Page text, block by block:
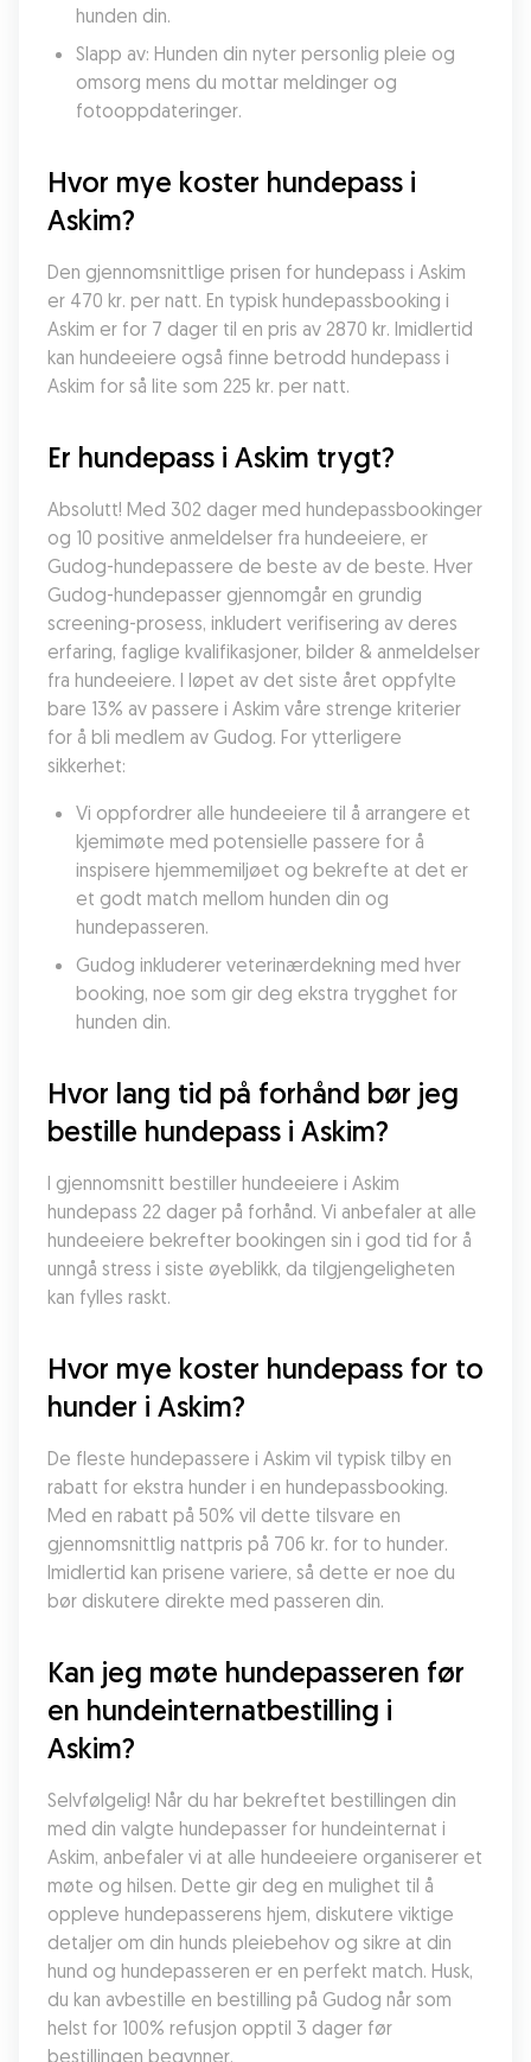
hunden din.
Slapp av: Hunden din nyter personlig pleie og
omsorg mens du mottar meldinger og
fotooppdateringer.
Hvor mye koster hundepass i
Askim?
Den gjennomsnittlige prisen for hundepass i Askim
er 470 kr. per natt. En typisk hundepassbooking i
Askim er for 7 dager til en pris av 2870 kr. Imidlertid
kan hundeeiere også finne betrodd hundepass i
Askim for så lite som 225 kr. per natt.
Er hundepass i Askim trygt?
Absolutt! Med 302 dager med hundepassbookinger
og 10 positive anmeldelser fra hundeeiere, er
Gudog-hundepassere de beste av de beste. Hver
Gudog-hundepasser gjennomgår en grundig
screening-prosess, inkludert verifisering av deres
erfaring, faglige kvalifikasjoner, bilder & anmeldelser
fra hundeeiere. I løpet av det siste året oppfylte
bare 13% av passere i Askim våre strenge kriterier
for å bli medlem av Gudog. For ytterligere
sikkerhet:
Vi oppfordrer alle hundeeiere til å arrangere et
kjemimøte med potensielle passere for å
inspisere hjemmemiljøet og bekrefte at det er
et godt match mellom hunden din og
hundepasseren.
Gudog inkluderer veterinærdekning med hver
booking, noe som gir deg ekstra trygghet for
hunden din.
Hvor lang tid på forhånd bør jeg
bestille hundepass i Askim?
I gjennomsnitt bestiller hundeeiere i Askim
hundepass 22 dager på forhånd. Vi anbefaler at alle
hundeeiere bekrefter bookingen sin i god tid for å
unngå stress i siste øyeblikk, da tilgjengeligheten
kan fylles raskt.
Hvor mye koster hundepass for to
hunder i Askim?
De fleste hundepassere i Askim vil typisk tilby en
rabatt for ekstra hunder i en hundepassbooking.
Med en rabatt på 50% vil dette tilsvare en
gjennomsnittlig nattpris på 706 kr. for to hunder.
Imidlertid kan prisene variere, så dette er noe du
bør diskutere direkte med passeren din.
Kan jeg møte hundepasseren før
en hundeinternatbestilling i
Askim?
Selvfølgelig! Når du har bekreftet bestillingen din
med din valgte hundepasser for hundeinternat i
Askim, anbefaler vi at alle hundeeiere organiserer et
møte og hilsen. Dette gir deg en mulighet til å
oppleve hundepasserens hjem, diskutere viktige
detaljer om din hunds pleiebehov og sikre at din
hund og hundepasseren er en perfekt match. Husk,
du kan avbestille en bestilling på Gudog når som
helst for 100% refusjon opptil 3 dager før
bestillingen begynner.